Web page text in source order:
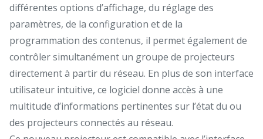
différentes options d’affichage, du réglage des
paramètres, de la configuration et de la
programmation des contenus, il permet également de
contrôler simultanément un groupe de projecteurs
directement à partir du réseau. En plus de son interface
utilisateur intuitive, ce logiciel donne accès à une
multitude d’informations pertinentes sur l’état du ou
des projecteurs connectés au réseau.